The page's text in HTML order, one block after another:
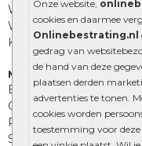
Onze website,
cookies en daarmee
Onlinebestrating.nl
gedrag van
de hand van deze
plaatsen derden
advertenties te tonen.
cookies worden
toestemming voor
Waalformaat
Wildverband bestrating
Kingstones
Muurelementen
Betonbielzen
Opsluitbanden
Palissades
Stapelblokken